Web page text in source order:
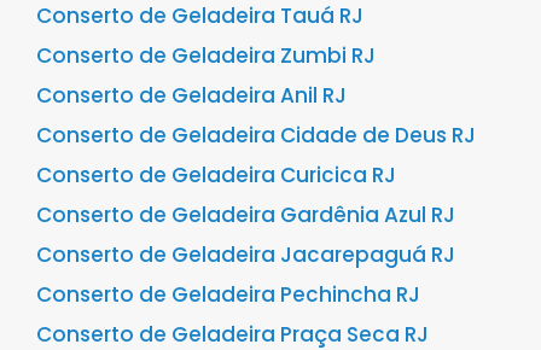
Conserto de Geladeira Tauá RJ
Conserto de Geladeira Zumbi RJ
Conserto de Geladeira Anil RJ
Conserto de Geladeira Cidade de Deus RJ
Conserto de Geladeira Curicica RJ
Conserto de Geladeira Gardênia Azul RJ
Conserto de Geladeira Jacarepaguá RJ
Conserto de Geladeira Pechincha RJ
Conserto de Geladeira Praça Seca RJ